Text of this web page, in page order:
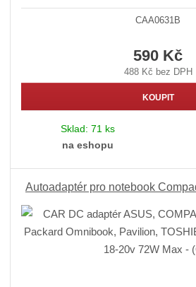
CAA0631B
590 Kč
488 Kč bez DPH
KOUPIT
Sklad: 71 ks
na eshopu
Autoadaptér pro notebook